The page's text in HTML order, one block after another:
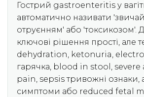
Гострий gastroenteritis у
автоматично називати
отруєнням' або 'токсикозом'.
ключові рішення прості, але
dehydration, ketonuria,
гарячка, blood in stool, severe
pain, sepsis тривожні ознаки,
симптоми або reduced fetal